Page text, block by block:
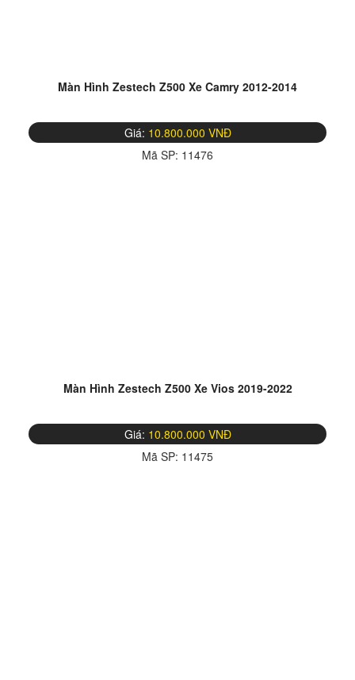
Màn Hình Zestech Z500 Xe Camry 2012-2014
Giá: 10.800.000 VNĐ
Mã SP: 11476
Màn Hình Zestech Z500 Xe Vios 2019-2022
Giá: 10.800.000 VNĐ
Mã SP: 11475